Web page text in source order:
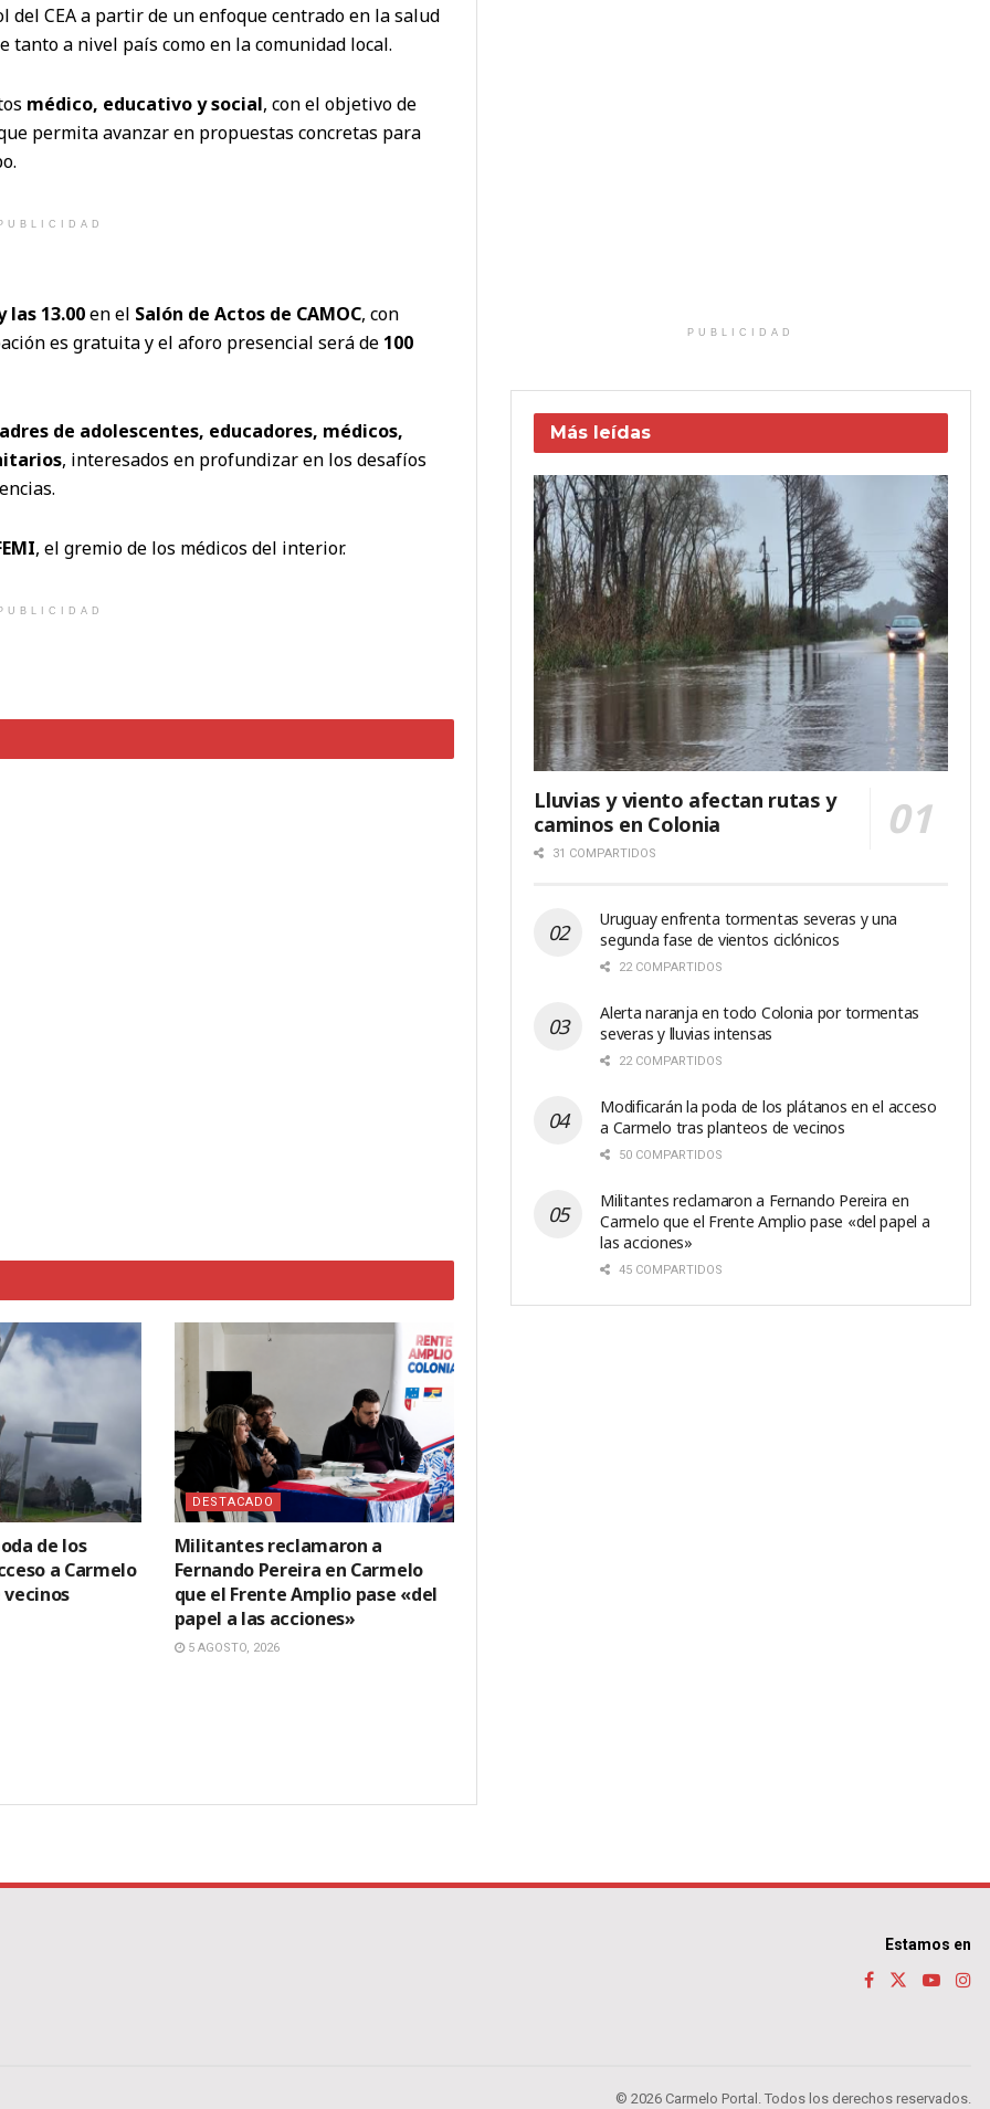
CEA a partir de un enfoque centrado en la salud
a nivel país como en la comunidad local.
médico, educativo y social, con el objetivo de
permita avanzar en propuestas concretas para
las 13.00en el Salón de Actos de CAMOC, con
es gratuita y el aforo presencial será de 100
de adolescentes, educadores, médicos,
, interesados en profundizar en los desafíos
, el gremio de los médicos del interior.
de los
a Carmelo
DESTACADO
Militantes reclamaron a
Fernando Pereira en Carmelo
que el Frente Amplio pase «del
papel a las acciones»
5 AGOSTO, 2026
PUBLICIDAD
Más leídas
Lluvias y viento afectan rutas y
caminos en Colonia
31 COMPARTIDOS
Uruguay enfrenta tormentas severas y una
segunda fase de vientos ciclónicos
22 COMPARTIDOS
Alerta naranja en todo Colonia por tormentas
severas y lluvias intensas
22 COMPARTIDOS
Modificarán la poda de los plátanos en el acceso
a Carmelo tras planteos de vecinos
50 COMPARTIDOS
Militantes reclamaron a Fernando Pereira en
Carmelo que el Frente Amplio pase «del papel a
las acciones»
45 COMPARTIDOS
Estamos en
© 2026 Carmelo Portal. Todos los derechos reservados.